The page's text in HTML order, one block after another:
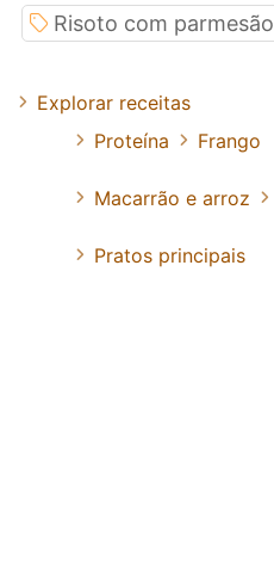
Risoto com parmesão
Explorar receitas
Proteína
Frango
Macarrão e arroz
Pratos principais